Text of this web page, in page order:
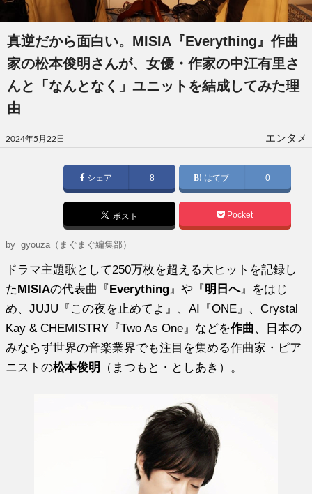
真逆だから面白い。MISIA『Everything』作曲
家の松本俊明さんが、女優・作家の中江有里さ
んと「なんとなく」ユニットを結成してみた理
由
投
稿
2024年5月22日 エンタメ
シェア 8 はてブ 0
ポスト Pocket
by gyouza（まぐまぐ編集部）
ドラマ主題歌として250万枚を超える大ヒットを記録し
たMISIAの代表曲『Everything 』や『明日へ』をはじ
め、JUJU『この夜を止めてよ』、AI『ONE』、Crystal
Kay & CHEMISTRY『Two As One』などを作曲、日本の
みならず世界の音楽業界でも注目を集める作曲家・ピア
ニストの松本俊明 （まつもと・としあき）。